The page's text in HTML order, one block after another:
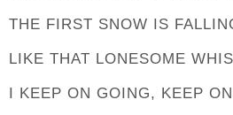
THE FIRST SNOW IS
LIKE THAT LONESOME
I KEEP ON GOING, KEEP